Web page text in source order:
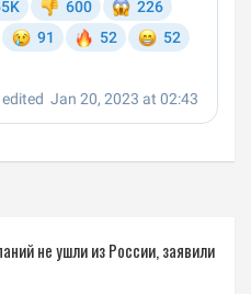
не ушли из России, заявили